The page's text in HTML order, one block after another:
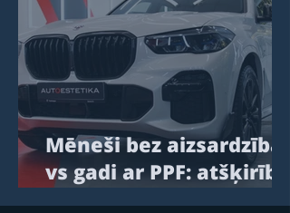
Mēneši bez aizsardzības
vs gadi ar PPF: atšķirība,
kuru nevar ignorēt